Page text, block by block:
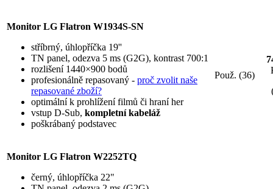
Monitor LG Flatron W1934S-SN
stříbrný, úhlopříčka 19''
TN panel, odezva 5 ms (G2G), kontrast 700:1
rozlišení 1440×900 bodů
profesionálně repasovaný - proč zvolit naše
repasované zboží?
optimální k prohlížení filmů či hraní her
vstup D-Sub, kompletní kabeláž
poškrábaný podstavec
Použ. (36)
Monitor LG Flatron W2252TQ
černý, úhlopříčka 22"